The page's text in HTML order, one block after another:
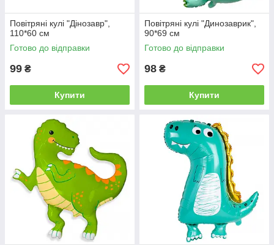
Повітряні кулі "Дінозавр",
110*60 см
Готово до відправки
99 ₴
Купити
Повітряні кулі "Динозаврик",
90*69 см
Готово до відправки
98 ₴
Купити